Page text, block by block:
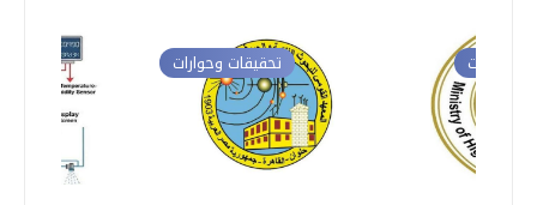
تحقيقات وحوارات وحوارات